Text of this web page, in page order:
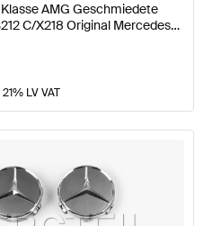
AMG Geschmiedete
C/X218 Original Mercedes
LV VAT